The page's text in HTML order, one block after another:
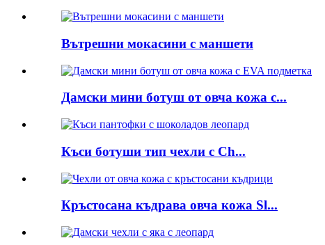
Вътрешни мокасини с маншети
Дамски мини ботуш от овча кожа с...
Къси ботуши тип чехли с Ch...
Кръстосана къдрава овча кожа Sl...